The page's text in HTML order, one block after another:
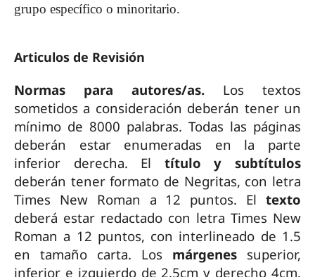
grupo específico o minoritario.
Articulos de Revisión
Normas para autores/as. Los textos
sometidos a consideración deberán tener un
mínimo de 8000 palabras. Todas las páginas
deberán estar enumeradas en la parte
inferior derecha. El título y subtítulos
deberán tener formato de Negritas, con letra
Times New Roman a 12 puntos. Eltexto
deberá estar redactado con letra Times New
Roman a 12 puntos, con interlineado de 1.5
en tamaño carta. Los márgenes superior,
inferior e izquierdo de 2.5cm y derecho 4cm.